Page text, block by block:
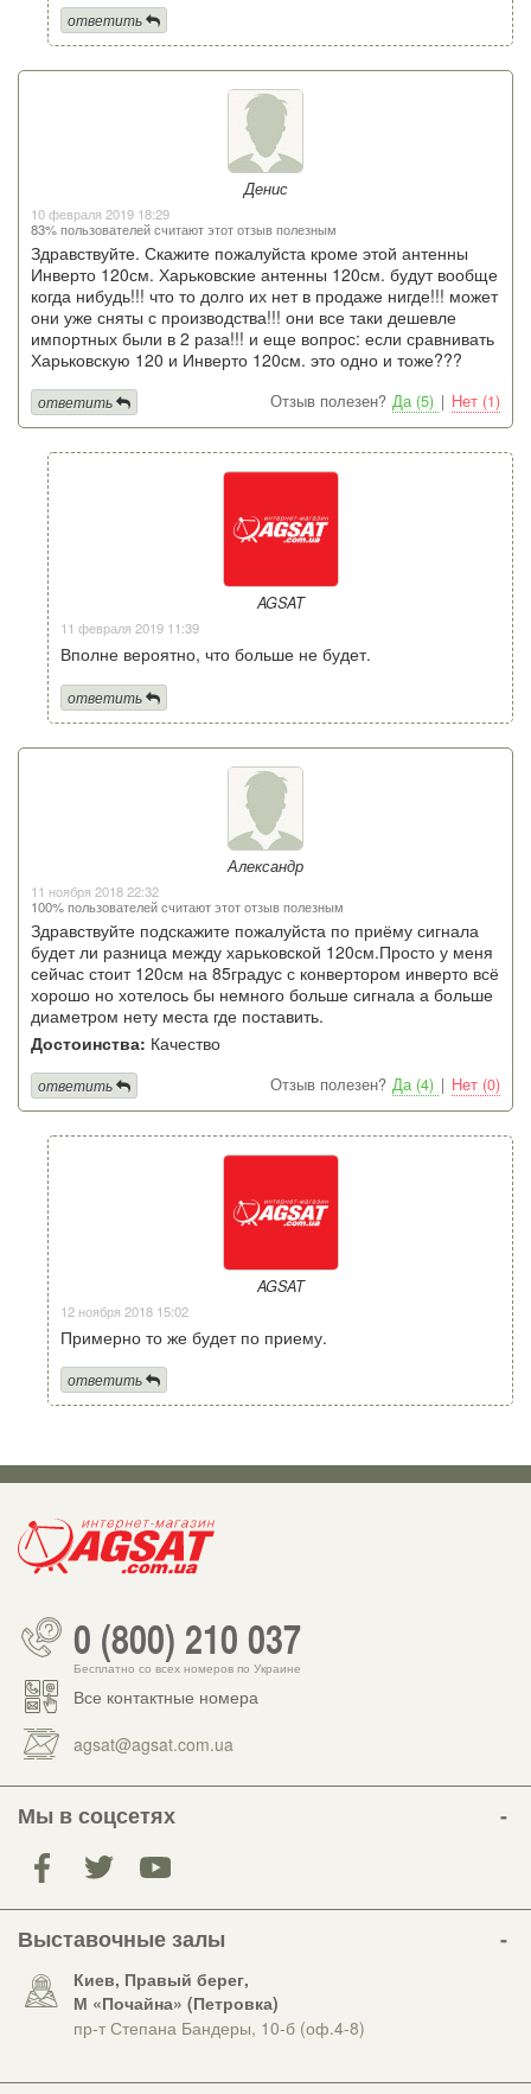
ответить
Денис
10 февраля 2019 18:29
83% пользователей считают этот отзыв полезным
Здравствуйте. Скажите пожалуйста кроме этой антенны
Инверто 120см. Харьковские антенны 120см. будут вообще
когда нибудь!!! что то долго их нет в продаже нигде!!! может
они уже сняты с производства!!! они все таки дешевле
импортных были в 2 раза!!! и еще вопрос: если сравнивать
Харьковскую 120 и Инверто 120см. это одно и тоже???
Отзыв полезен? Да (5) | Нет (1)
ответить
AGSAT
11 февраля 2019 11:39
Вполне вероятно, что больше не будет.
ответить
Александр
11 ноября 2018 22:32
100% пользователей считают этот отзыв полезным
Здравствуйте подскажите пожалуйста по приёму сигнала
будет ли разница между харьковской 120см.Просто у меня
сейчас стоит 120см на 85градус с конвертором инверто всё
хорошо но хотелось бы немного больше сигнала а больше
диаметром нету места где поставить.
Достоинства: Качество
Отзыв полезен? Да (4) | Нет (0)
ответить
AGSAT
12 ноября 2018 15:02
Примерно то же будет по приему.
ответить
0 (800) 210 037
Бесплатно со всех номеров по Украине
Все контактные номера
agsat@agsat.com.ua
Мы в соцсетях
Выставочные залы
Киев, Правый берег,
М «Почайна» (Петровка)
пр-т Степана Бандеры, 10-б (оф.4-8)